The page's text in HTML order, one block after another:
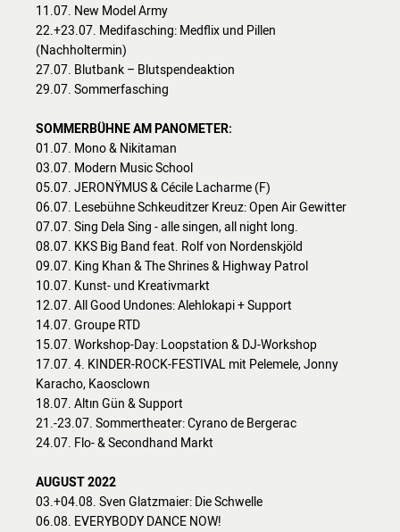
11.07. New Model Army
22.+23.07. Medifasching: Medflix und Pillen
(Nachholtermin)
27.07. Blutbank – Blutspendeaktion
29.07. Sommerfasching
SOMMERBÜHNE AM PANOMETER:
01.07. Mono & Nikitaman
03.07. Modern Music School
05.07. JERONŸMUS & Cécile Lacharme (F)
06.07. Lesebühne Schkeuditzer Kreuz: Open Air Gewitter
07.07. Sing Dela Sing - alle singen, all night long.
08.07. KKS Big Band feat. Rolf von Nordenskjöld
09.07. King Khan & The Shrines & Highway Patrol
10.07. Kunst- und Kreativmarkt
12.07. All Good Undones: Alehlokapi + Support
14.07. Groupe RTD
15.07. Workshop-Day: Loopstation & DJ-Workshop
17.07. 4. KINDER-ROCK-FESTIVAL mit Pelemele, Jonny
Karacho, Kaosclown
18.07. Altın Gün & Support
21.-23.07. Sommertheater: Cyrano de Bergerac
24.07. Flo- & Secondhand Markt
AUGUST 2022
03.+04.08. Sven Glatzmaier: Die Schwelle
06.08. EVERYBODY DANCE NOW!